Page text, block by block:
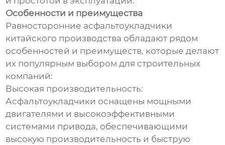
Особенности и преимущества
Равносторонние асфальтоукладчики
китайского производства обладают рядом
особенностей и преимуществ, которые делают
их популярным выбором для строительных
компаний:
Высокая производительность:
Асфальтоукладчики оснащены мощными
двигателями и высокоэффективными
системами привода, обеспечивающими
высокую производительность и быструю